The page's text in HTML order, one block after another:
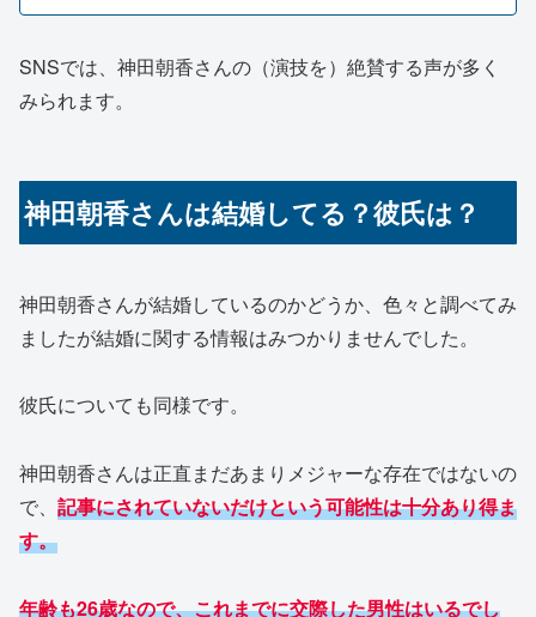
SNSでは、神田朝香さんの（演技を）絶賛する声が多く
みられます。
神田朝香さんは結婚してる？彼氏は？
神田朝香さんが結婚しているのかどうか、色々と調べてみ
ましたが結婚に関する情報はみつかりませんでした。
彼氏についても同様です。
神田朝香さんは正直まだあまりメジャーな存在ではないの
で、 記事にされていないだけという可能性は十分あり得ま
す。
年齢も26歳なので、これまでに交際した男性はいるでし